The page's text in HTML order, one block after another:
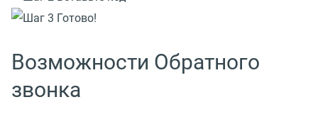
Возможности Обратного
звонка